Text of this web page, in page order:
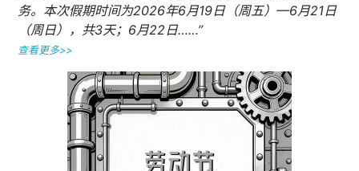
务。本次假期时间为2026年6月19日（周五）—6月21日
（周日），共3天；6月22日……”
查看更多>>